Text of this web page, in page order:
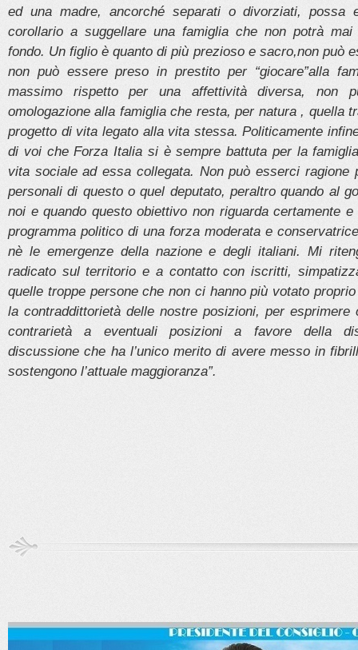
ed una madre, ancorché separati o divorziati, possa
corollario a suggellare una famiglia che non potrà
fondo. Un figlio è quanto di più prezioso e sacro,non può
non può essere preso in prestito per “giocare”alla
massimo rispetto per una affettività diversa, non
omologazione alla famiglia che resta, per natura , quella
progetto di vita legato alla vita stessa. Politicamente
di voi che Forza Italia si è sempre battuta per la
vita sociale ad essa collegata. Non può esserci ragione
personali di questo o quel deputato, peraltro quando al
noi e quando questo obiettivo non riguarda certamente
programma politico di una forza moderata e
nè le emergenze della nazione e degli italiani. Mi
radicato sul territorio e a contatto con iscritti,
quelle troppe persone che non ci hanno più votato
la contraddittorietà delle nostre posizioni, per esprimere
contrarietà a eventuali posizioni a favore della
discussione che ha l’unico merito di avere messo in
sostengono l’attuale maggioranza”.